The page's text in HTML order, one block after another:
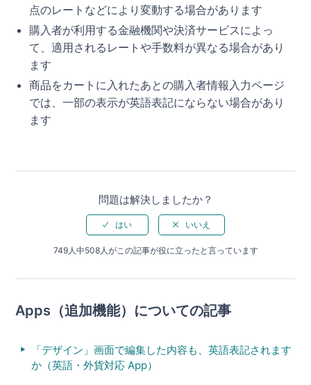
点のレートなどにより変動する場合があります
購入者が利用する金融機関や決済サービスによっ
て、適用されるレートや手数料が異なる場合があり
ます
商品をカートに入れたあとの購入者情報入力ページ
では、一部の表示が英語表記にならない場合があり
ます
問題は解決しましたか？
749人中508人がこの記事が役に立ったと言っています
Apps（追加機能）についての記事
「デザイン」画面で編集した内容も、英語表記されます
か（英語・外貨対応 App）